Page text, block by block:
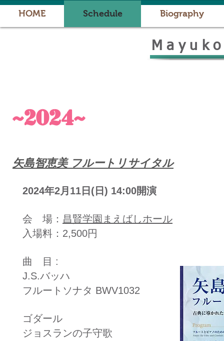
HOME Schedule Biography
~2024~
​矢島智恵美 フルートリサイタル
2024年2月11日(日) 14:00開演
会 場： 昌賢学園まえばしホール
入場料：2,500円
曲 目 :
J.S.バッハ
フルートソナタ BWV1032
ゴダール
ジョスランの子守歌